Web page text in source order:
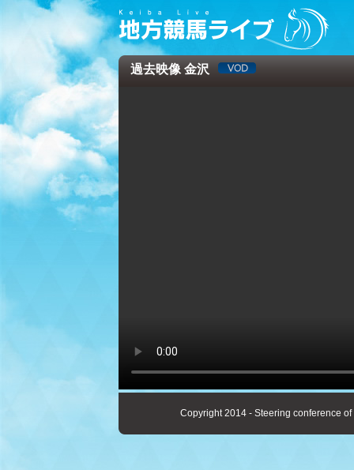
過去映像 金沢
Copyright 2014 - Steering conference